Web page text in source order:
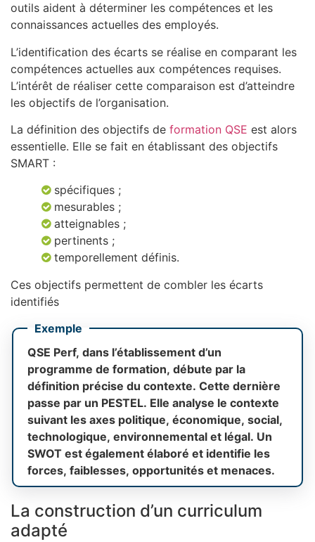
outils aident à déterminer les compétences et les
connaissances actuelles des employés.
L’identification des écarts se réalise en comparant les
compétences actuelles aux compétences requises.
L’intérêt de réaliser cette comparaison est d’atteindre
les objectifs de l’organisation.
La définition des objectifs de formation QSE est alors
essentielle. Elle se fait en établissant des objectifs
SMART :
spécifiques ;
mesurables ;
atteignables ;
pertinents ;
temporellement définis.
Ces objectifs permettent de combler les écarts
identifiés
Exemple
QSE Perf, dans l’établissement d’un
programme de formation, débute par la
définition précise du contexte. Cette dernière
passe par un PESTEL. Elle analyse le contexte
suivant les axes politique, économique, social,
technologique, environnemental et légal. Un
SWOT est également élaboré et identifie les
forces, faiblesses, opportunités et menaces.
La construction d’un curriculum
adapté